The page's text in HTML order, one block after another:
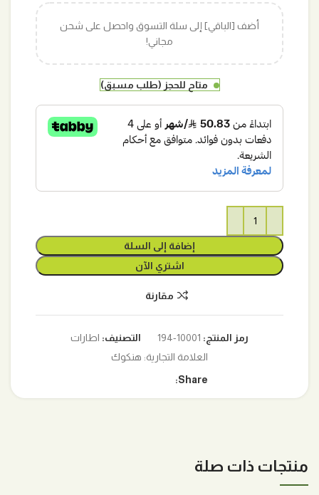
أضف [الباقي] إلى سلة التسوق واحصل على شحن
مجاني!
متاح للحجز (طلب مسبق)
إضافة إلى السلة
اشتري الآن
مقارنة
رمز المنتج: 10001-194 التصنيف: اطارات
العلامة التجارية: هنكوك
Share:
منتجات ذات صلة